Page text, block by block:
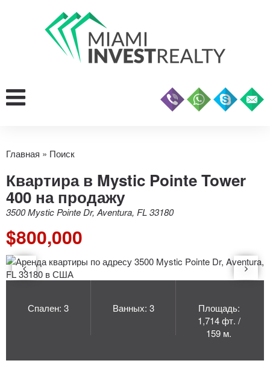
Главная » Поиск
Квартира в Mystic Pointe Tower
400 на продажу
3500 Mystic Pointe Dr, Aventura, FL 33180
$800,000
Спален: 3 Ванных: 3
Площадь:
1,714 фт. /
159 м.